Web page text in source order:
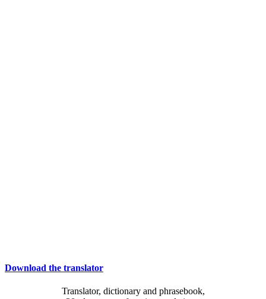
Download the translator
Translator, dictionary and phrasebook,